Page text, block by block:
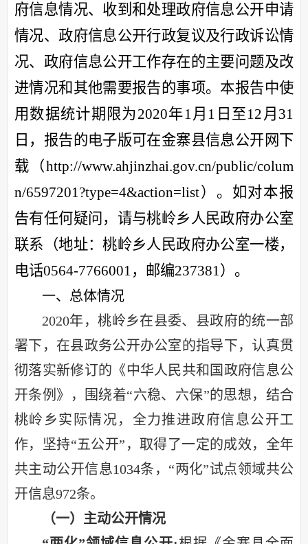
府信息情况、收到和处理政府信息公开申请
情况、政府信息公开行政复议及行政诉讼情
况、政府信息公开工作存在的主要问题及改
进情况和其他需要报告的事项。本报告中使
用数据统计期限为2020年1月 1 日至12 月 31
日，报告的电子版可在金寨县信息公开网下
载（http://www.ahjinzhai.gov.cn/public/colum
n/6597201?type=4&action=list）。如对本报
告有任何疑问，请与桃岭乡人民政府办公室
联系（地址：桃岭乡人民政府办公室一楼，
电话0564-7766001，邮编237381）。
一、总体情况
2020年，桃岭乡在县委、县政府的统一部
署下，在县政务公开办公室的指导下，认真贯
彻落实新修订的《中华人民共和国政府信息公
开条例》，围绕着“六稳、六保”的思想，结合
桃岭乡实际情况，全力推进政府信息公开工
作，坚持“五公开”，取得了一定的成效， 全年
共主动公开信息1034条，“两化”试点领域共公
开信息972条。
（一）主动公开情况